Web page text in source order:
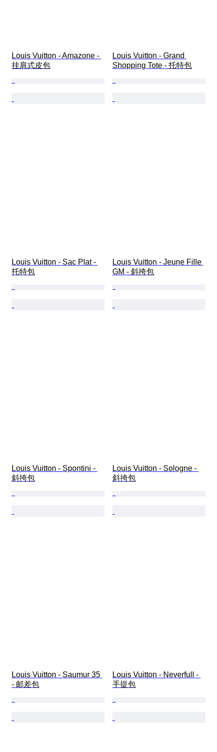
Louis Vuitton - Amazone -
挂肩式皮包
Louis Vuitton - Grand
Shopping Tote - 托特包
Louis Vuitton - Sac Plat -
托特包
Louis Vuitton - Jeune Fille
GM - 斜挎包
Louis Vuitton - Spontini -
斜挎包
Louis Vuitton - Sologne -
斜挎包
Louis Vuitton - Saumur 35
- 邮差包
Louis Vuitton - Neverfull -
手提包